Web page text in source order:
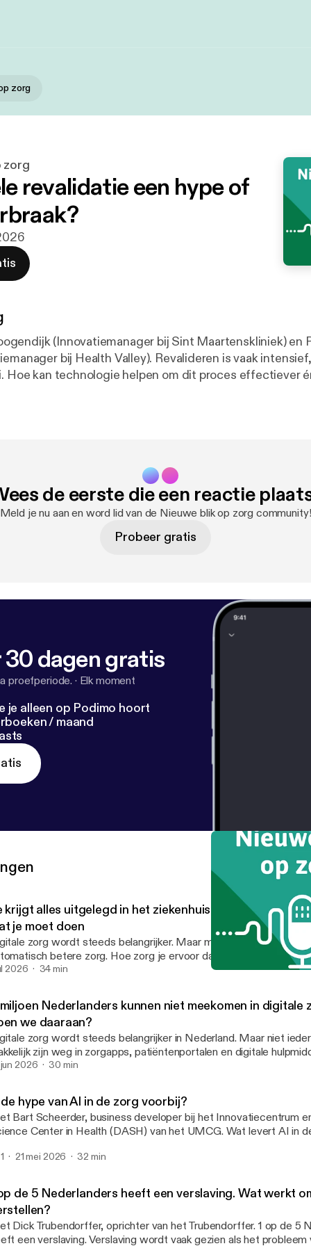
zorg
zorg
revalidatie een hype of
(Innovatiemanager bij Sint Maartenskliniek) en
Valley). Revalideren is vaak intensief, repetitief en
Hoe kan technologie helpen om dit proces effectiever
zorg deels naar huis te verplaatsen. Ook bespreken
de eerste die een reactie
Meld je nu aan en word lid van de Nieuwe blik op zorg community!
Probeer gratis
30 dagen gratis
proefperiode. · Elk moment
je alleen op Podimo hoort
/ maand
krijgt alles uitgelegd in het ziekenhuis… en toch weet je
je moet doen
zorg wordt steeds belangrijker. Maar meer technologie
betere zorg. Hoe zorg je ervoor dat digitale
op wat patiënten nodig hebben? In deze aflevering van Nieuwe Blik op
hoe digitale zorg passender kan worden ingericht. Hij laat zien dat het
alleen gaat om technologie, maar vooral om het juiste moment.
de Patient Journey app wordt informatie stap voor stap
op de fase waarin een patiënt zich bevindt. Zo kunnen patiënten hun zorg
begrijpen en er actiever aan deelnemen. Reacties zijn van harte welkom via
[denkmee@vgz.nl].
2026 34 min
Nederlanders kunnen niet meekomen in digitale
we daaraan?
zorg wordt steeds belangrijker in Nederland. Maar niet
zijn weg in zorgapps, patiëntenportalen en digitale
we ervoor dat digitale zorg toegankelijk blijft voor iedereen? In deze
hoe patiënten worden ondersteund bij digitale zorg en welke
gaat in op onderwerpen zoals digitale inclusie, begrijpelijkere
thuismeetoplossingen en gebruiksvriendelijke
zijn van harte welkom via denkmee@vgz.nl
2026 30 min
de hype van AI in de zorg voorbij?
Bart Scheerder, business developer bij het Innovatiecentrum
Center in Health (DASH) van het UMCG. Wat levert AI in de zorg in de
vaak, en waarom levert beginnen bij de vragen van de
kan ontlasten in plaats van belasten. De zorg van morgen vraagt
keuzes. Reacties zijn van harte welkom via denkmee@vgz.nl
1 21 mei 2026 32 min
de 5 Nederlanders heeft een verslaving. Wat werkt
Dick Trubendorffer, oprichter van het Trubendorffer. 1 op de 5 Nederlanders
een verslaving. Verslaving wordt vaak gezien als het probleem